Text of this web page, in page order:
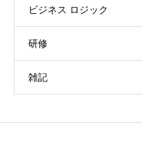
ビジネス ロジック
研修
雑記